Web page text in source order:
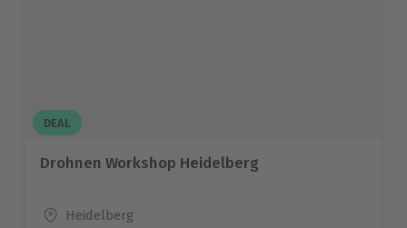
DEAL
Drohnen Workshop Heidelberg
Standort
Heidelberg